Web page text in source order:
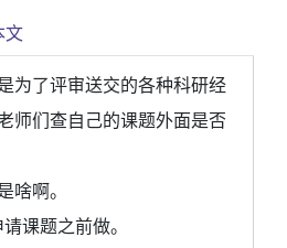
文
为了评审送交的各种科研经
师们查自己的课题外面是否
啥啊。
课题之前做。